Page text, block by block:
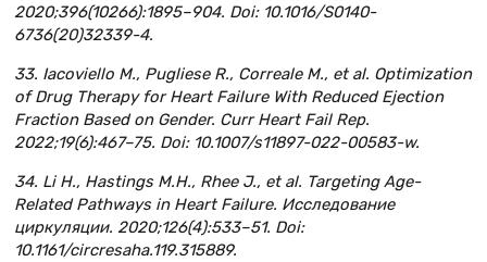
2020;396(10266):1895–904. Doi: 10.1016/S0140-
6736(20)32339-4.
33. Iacoviello M., Pugliese R., Correale M., et al. Optimization
of Drug Therapy for Heart Failure With Reduced Ejection
Fraction Based on Gender. Curr Heart Fail Rep.
2022;19(6):467–75. Doi: 10.1007/s11897-022-00583-w.
34. Li H., Hastings M.H., Rhee J., et al. Targeting Age-
Related Pathways in Heart Failure. Исследование
циркуляции. 2020;126(4):533–51. Doi:
10.1161/circresaha.119.315889.